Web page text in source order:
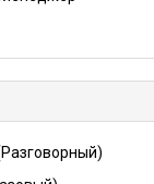
финансовых и